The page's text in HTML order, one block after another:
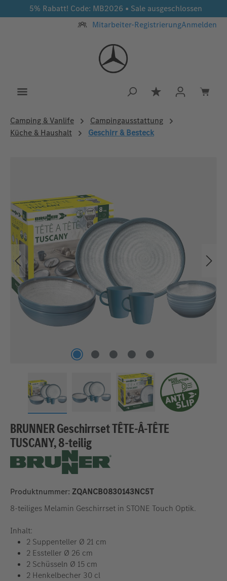
Zum Hauptinhalt springen
5% Rabatt! Code: MB2026 • Sale ausgeschlossen
Mitarbeiter-RegistrierungAnmelden
Du hast 0
Camping & Vanlife
Campingausstattung
Küche & Haushalt
Geschirr & Besteck
BRUNNER Geschirrset TÊTE-Â-TÊTE
TUSCANY, 8-teilig
Produktnummer: ZQANCB0830143NC5T
8-teiliges Melamin Geschirrset in STONE Touch Optik.
Inhalt:
2 Suppenteller Ø 21 cm
2 Essteller Ø 26 cm
2 Schüsseln Ø 15 cm
2 Henkelbecher 30 cl